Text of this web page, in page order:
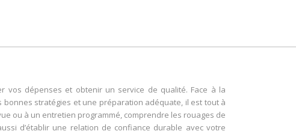
vos dépenses et obtenir un service de qualité. Face à la
stratégies et une préparation adéquate, il est tout à
ou à un entretien programmé, comprendre les rouages de
d’établir une relation de confiance durable avec votre